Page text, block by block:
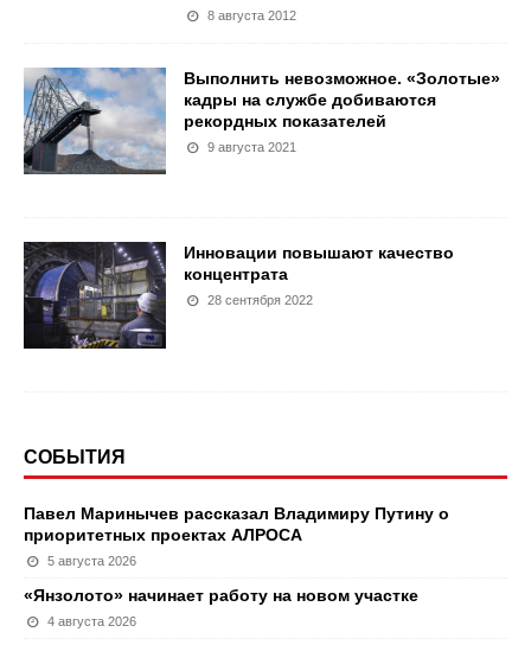
8 августа 2012
Выполнить невозможное. «Золотые»
кадры на службе добиваются
рекордных показателей
9 августа 2021
Инновации повышают качество
концентрата
28 сентября 2022
СОБЫТИЯ
Павел Маринычев рассказал Владимиру Путину о
приоритетных проектах АЛРОСА
5 августа 2026
«Янзолото» начинает работу на новом участке
4 августа 2026